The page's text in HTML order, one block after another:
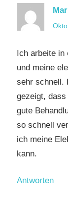
Ich arbeite in
und meine
sehr schnell.
gezeigt,
gute
so schnell
ich meine
kann.
Antworten